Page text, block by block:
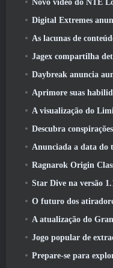
Novo vídeo do NTE Lore explica
Digital Extremes
As lacunas de conteúdo
Jagex compartilha detalhes do Runefest
Daybreak anuncia aumentos de
Aprimore suas habilidades de
A visualização do Limit Zero Breakers
Descubra conspirações e lute contra gatos
Anunciada a data do teste beta
Ragnarok Origin Classic traz de volta
Star Dive na versão
O futuro dos atiradores de
A atualização do Grand Festival de
Jogo popular de extração de
Prepare-se para explorar a